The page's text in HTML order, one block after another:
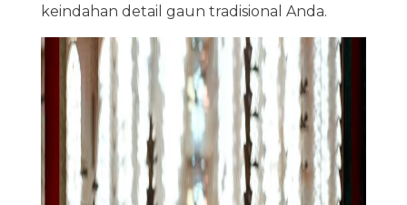
keindahan detail gaun tradisional Anda.